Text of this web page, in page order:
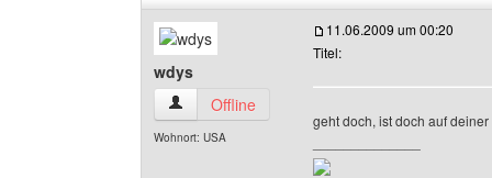
wdys
wdys Benutzer-Profile anzeigen
Offline
Wohnort: USA
11.06.2009 um 00:20
Titel:
geht doch, ist doch auf